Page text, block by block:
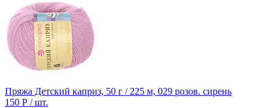
Пряжа Детский каприз, 50 г / 225 м, 029 розов. сирень
150 Р / шт.